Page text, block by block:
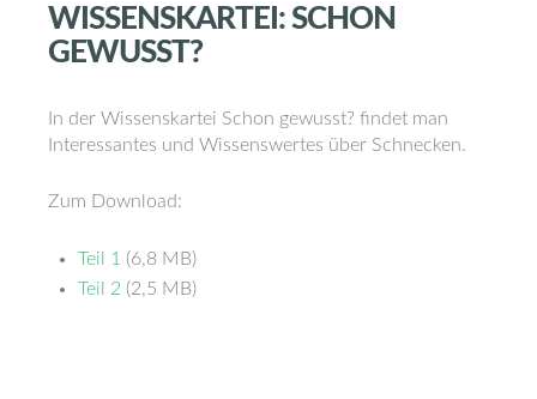
WISSENSKARTEI:SCHON
GEWUSST?
In der Wissenskartei Schon gewusst? findet man
Interessantes und Wissenswertes über Schnecken.
Zum Download:
Teil 1 (6,8 MB)
Teil 2 (2,5 MB)